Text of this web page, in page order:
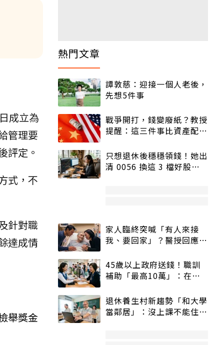
成立為
管理要
評定。
式，不
針對職
達成情
舉獎金
熱門文章
譚敦慈：迎接一個人老後，
先想5件事
戰爭開打，錢變廢紙？教授
提醒：這三件事比資產配置
只想退休後穩穩領錢！她出
清 0056 換這 3 檔好股：
家人臨終突喊「有人來接
我、要回家」？醫授回應方
45歲以上政府送錢！職訓
補助「最高10萬」：在
退休養生村新趨勢「和大學
當鄰居」：沒上課不能住、